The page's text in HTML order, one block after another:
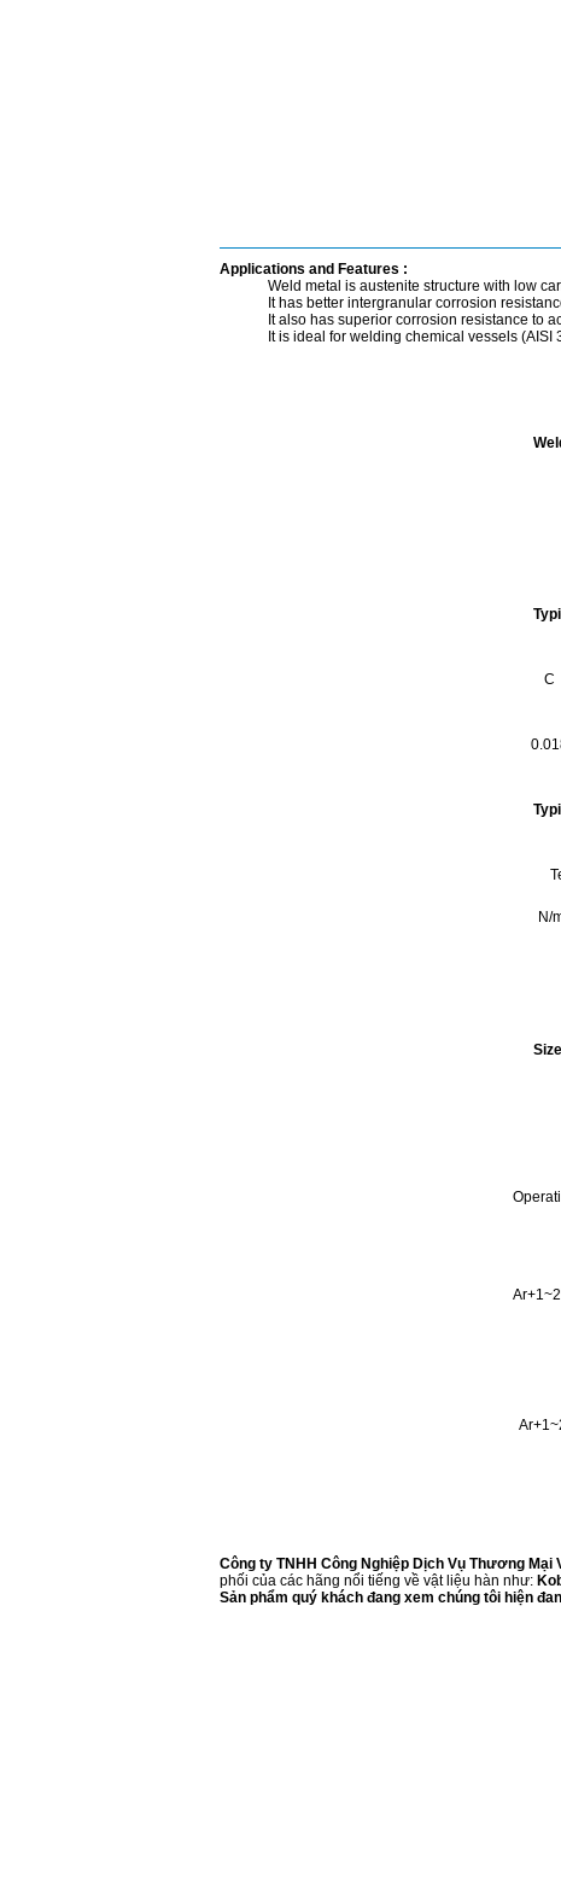
Applications and Features :
Weld metal is austenite structure with low
It has better intergranular corrosion
It also has superior corrosion resistance to
It is ideal for welding chemical vessels
C
N/
Công ty TNHH Công Nghiệp Dịch Vụ Thương Mại
phối của các hãng nổi tiếng về vật liệu hàn như:
Sản phẩm quý khách đang xem chúng tôi hiện